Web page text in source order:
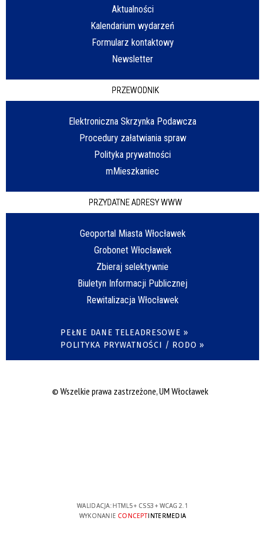
Aktualności
Kalendarium wydarzeń
Formularz kontaktowy
Newsletter
PRZEWODNIK
Elektroniczna Skrzynka Podawcza
Procedury załatwiania spraw
Polityka prywatności
mMieszkaniec
PRZYDATNE ADRESY WWW
Geoportal Miasta Włocławek
Grobonet Włocławek
Zbieraj selektywnie
Biuletyn Informacji Publicznej
Rewitalizacja Włocławek
PEŁNE DANE TELEADRESOWE »
POLITYKA PRYWATNOŚCI / RODO »
© Wszelkie prawa zastrzeżone, UM Włocławek
WALIDACJA: HTML5+ CSS3 + WCAG 2.1
WYKONANIE CONCEPTINTERMEDIA